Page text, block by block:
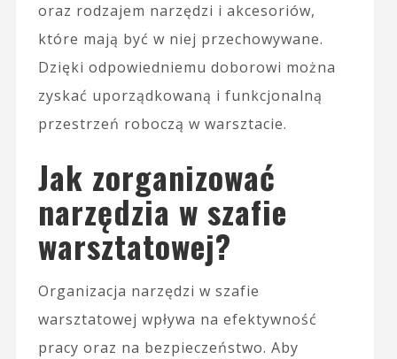
oraz rodzajem narzędzi i akcesoriów,
które mają być w niej przechowywane.
Dzięki odpowiedniemu doborowi można
zyskać uporządkowaną i funkcjonalną
przestrzeń roboczą w warsztacie.
Jak zorganizować
narzędzia w szafie
warsztatowej?
Organizacja narzędzi w szafie
warsztatowej wpływa na efektywność
pracy oraz na bezpieczeństwo. Aby